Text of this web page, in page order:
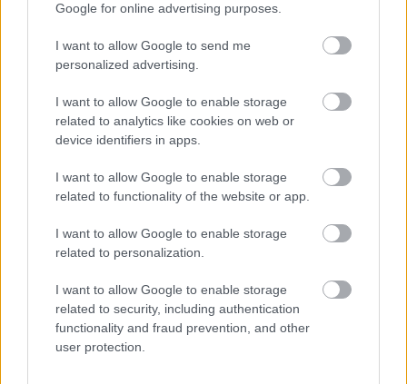
Google for online advertising purposes.
I want to allow Google to send me
personalized advertising.
I want to allow Google to enable storage
related to analytics like cookies on web or
device identifiers in apps.
I want to allow Google to enable storage
related to functionality of the website or app.
I want to allow Google to enable storage
related to personalization.
I want to allow Google to enable storage
related to security, including authentication
functionality and fraud prevention, and other
user protection.
μόνο 2 ημέρες στα χέρια σας
ΑΣΕΠ: Εξ αποστάσεως η πιο Εύκολη
Πιστοποίηση Υπολογιστών σε 2
μέρες